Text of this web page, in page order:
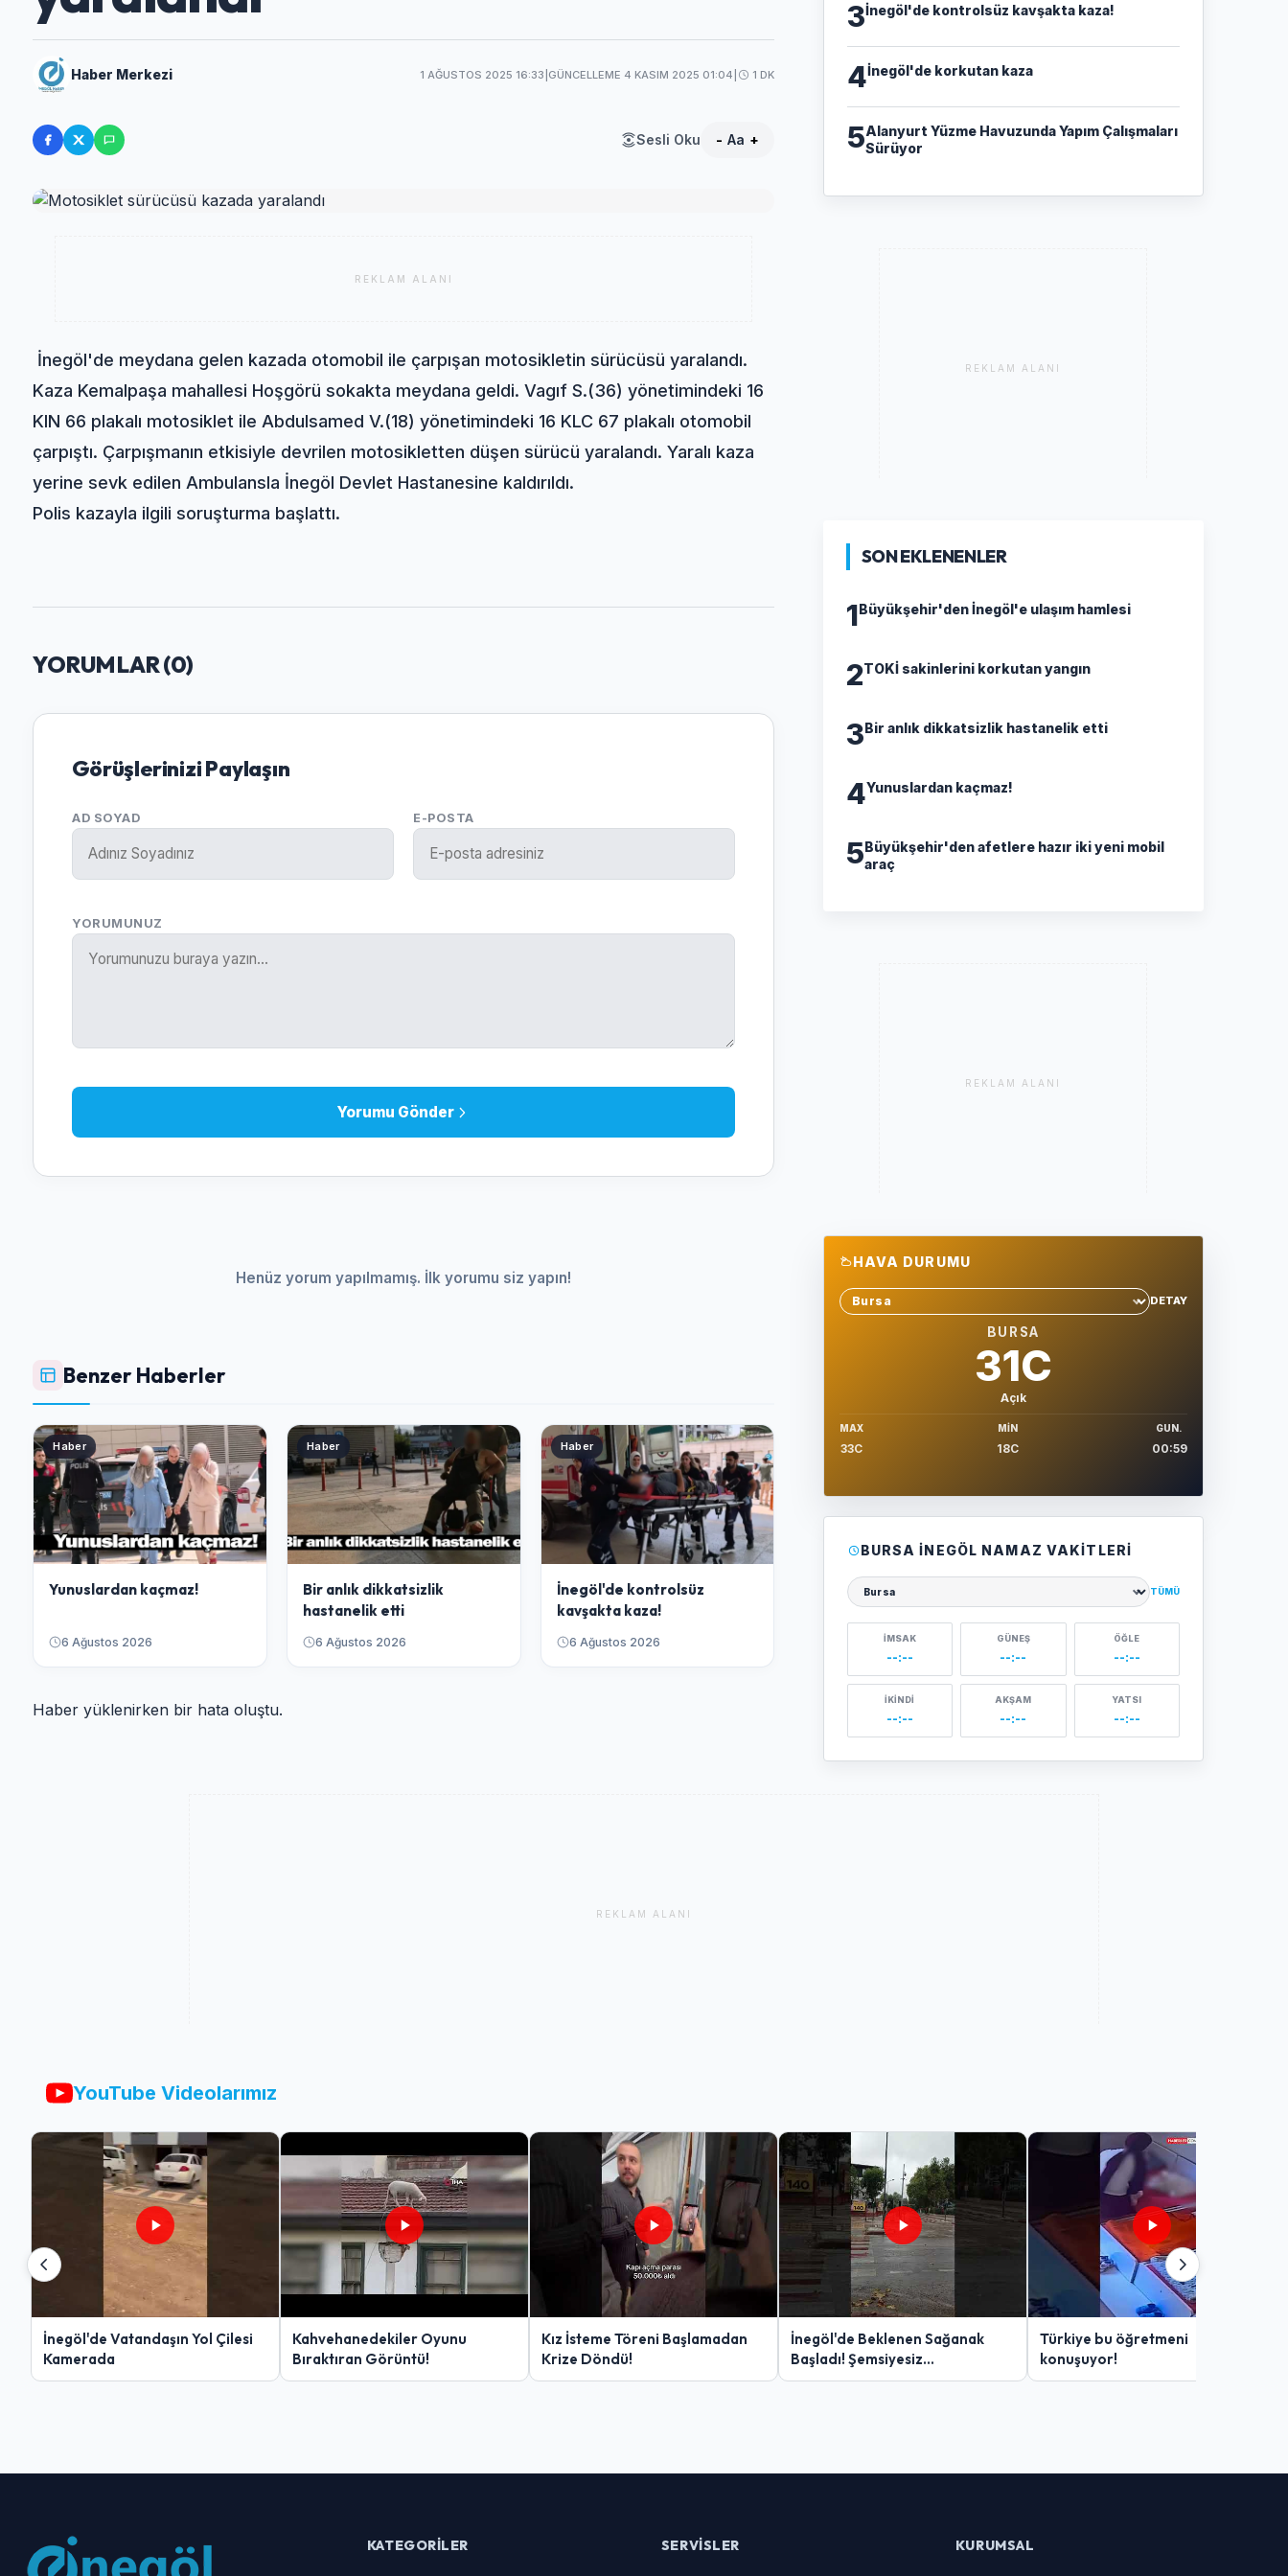
Haber Merkezi 1 AĞUSTOS 2025 16:33 GÜNCELLEME 4 KASIM 2025 01:04 1 DK
Sesli Oku - Aa +
REKLAM ALANI
İnegöl'de meydana gelen kazada otomobil ile çarpışan motosikletin sürücüsü yaralandı.
Kaza Kemalpaşa mahallesi Hoşgörü sokakta meydana geldi. Vagıf S.(36) yönetimindeki 16
KIN 66 plakalı motosiklet ile Abdulsamed V.(18) yönetimindeki 16 KLC 67 plakalı otomobil
çarpıştı. Çarpışmanın etkisiyle devrilen motosikletten düşen sürücü yaralandı. Yaralı kaza
yerine sevk edilen Ambulansla İnegöl Devlet Hastanesine kaldırıldı.
Polis kazayla ilgili soruşturma başlattı.
YORUMLAR (0)
Görüşlerinizi Paylaşın
AD SOYAD E-POSTA
YORUMUNUZ
Yorumu Gönder
Henüz yorum yapılmamış. İlk yorumu siz yapın!
Benzer Haberler
Haber
Yunuslardan kaçmaz!
6 Ağustos 2026
Haber
Bir anlık dikkatsizlik
hastanelik etti
6 Ağustos 2026
Haber
İnegöl'de kontrolsüz
kavşakta kaza!
6 Ağustos 2026
Haber yüklenirken bir hata oluştu.
3İnegöl'de kontrolsüz kavşakta kaza!
4İnegöl'de korkutan kaza
5Alanyurt Yüzme Havuzunda Yapım Çalışmaları
Sürüyor
REKLAM ALANI
SON EKLENENLER
1Büyükşehir'den İnegöl'e ulaşım hamlesi
2TOKİ sakinlerini korkutan yangın
3Bir anlık dikkatsizlik hastanelik etti
4Yunuslardan kaçmaz!
5Büyükşehir'den afetlere hazır iki yeni mobil
araç
REKLAM ALANI
HAVA DURUMU
Sehir sec
DETAY
BURSA
31C
Açık
MAX
33C
MIN
18C
GUN.
00:59
BURSA İNEGÖL NAMAZ VAKITLERI
Şehir seçin
TÜMÜ
İMSAK
--:--
GÜNEŞ
--:--
ÖĞLE
--:--
İKINDI
--:--
AKŞAM
--:--
YATSI
--:--
REKLAM ALANI
YouTube Videolarımız
İnegöl'de Vatandaşın Yol Çilesi
Kamerada
Kahvehanedekiler Oyunu
Bıraktıran Görüntü!
Kız İsteme Töreni Başlamadan
Krize Döndü!
İnegöl'de Beklenen Sağanak
Başladı! Şemsiyesiz
Yakalananlar Zor Anlar Yaşadı
Türkiye bu öğretmeni
konuşuyor!
KATEGORILER SERVISLER KURUMSAL